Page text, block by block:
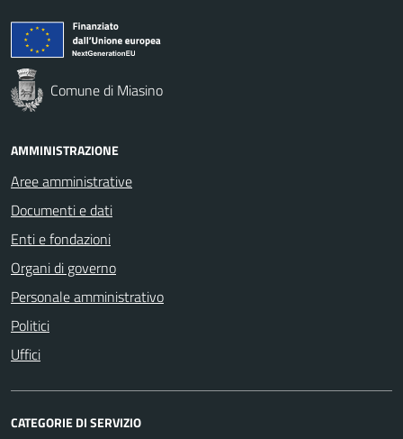
Comune di Miasino
AMMINISTRAZIONE
Aree amministrative
Documenti e dati
Enti e fondazioni
Organi di governo
Personale amministrativo
Politici
Uffici
CATEGORIE DI SERVIZIO